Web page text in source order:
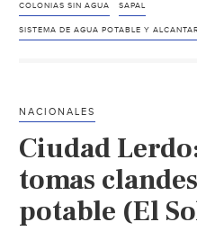
COLONIAS SIN AGUA SAPAL
SISTEMA DE AGUA POTABLE Y
NACIONALES
Ciudad
tomas
potable (El